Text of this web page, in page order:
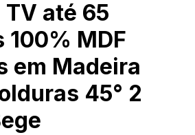
TV até 65
100% MDF
em Madeira
45° 2